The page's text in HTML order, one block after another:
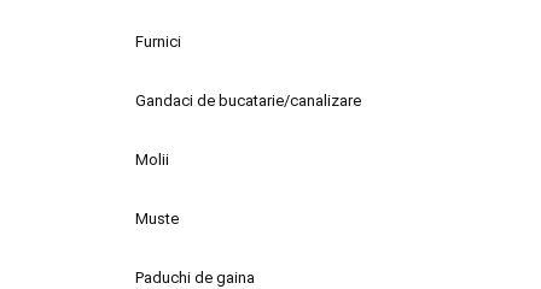
Furnici
Gandaci de bucatarie/canalizare
Molii
Muste
Paduchi de gaina